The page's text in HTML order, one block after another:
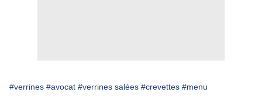
#verrines #avocat #verrines salées #crevettes #menu